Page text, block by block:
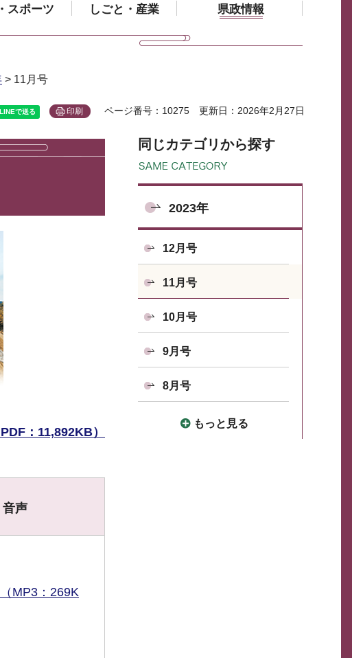
スポーツ しごと・産業 県政情報
> 11月号
印刷 ページ番号：10275 更新日：2026年2月27日
：11,892KB）
音声
MP3：269K
同じカテゴリから探す
2023年
12月号
11月号
10月号
9月号
8月号
もっと見る